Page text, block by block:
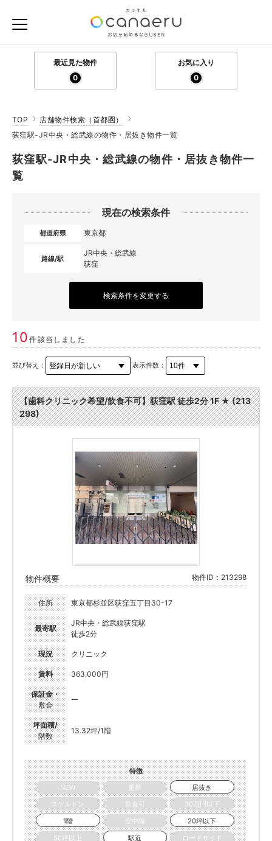
最近見た物件
0
お気に入り
0
TOP
店舗物件検索（首都圏）
荻窪駅-JR中央・総武線の物件・居抜き物件一覧
荻窪駅-JR中央・総武線の物件・居抜き物件一
覧
現在の検索条件
都道府県 東京都
路線/駅
JR中央・総武線
荻窪
検索条件を変更する
10件該当しました
並び替え： 表示件数：
【歯科クリニック希望/飲食不可】荻窪駅 徒歩2分 1F ★ (213
298)
物件概要 物件ID：213298
住所 東京都杉並区荻窪五丁目30-17
最寄駅
JR中央・総武線荻窪駅
徒歩2分
現況 クリニック
賃料 363,000円
保証金・
敷金
ー
坪面積/
階数
13.32坪/1階
特徴
NEW
更新
居抜き
スケルトン
飲食可
30万円以下
1階
空中階
20坪以下
50坪以上
駅近 ロードサイド